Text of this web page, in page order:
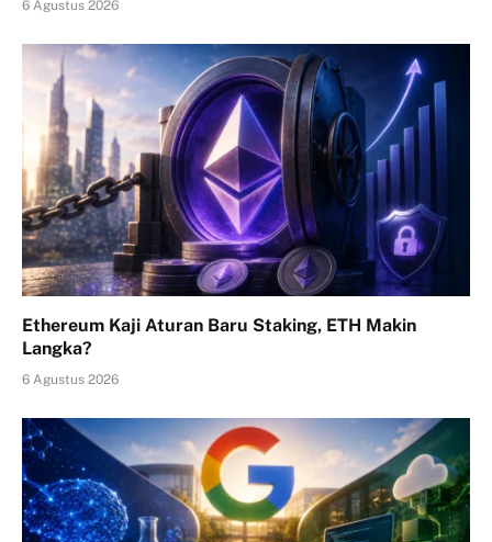
6 Agustus 2026
Ethereum Kaji Aturan Baru Staking, ETH Makin
Langka?
6 Agustus 2026